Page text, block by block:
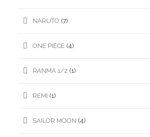
NARUTO (7)
ONE PIECE (4)
RANMA 1/2 (1)
REMI (1)
SAILOR MOON (4)